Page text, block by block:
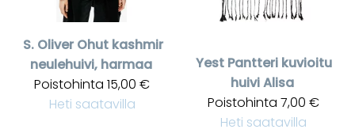
S. Oliver Ohut kashmir
neulehuivi, harmaa
Poistohinta 15,00 €
Heti saatavilla
Yest Pantteri kuvioitu
huivi Alisa
Poistohinta 7,00 €
Heti saatavilla